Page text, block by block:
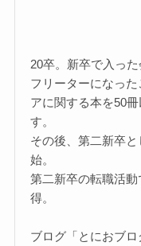
20卒。新卒で入っ
フリーターになっ
アに関する本を50
す。
その後、第二新卒
始。
第二新卒の転職活
得。
ブログ「とにおブロ